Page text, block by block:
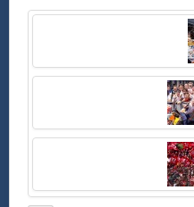
Foto:Marc Marquez
Freitag, 17. Mai 2019 12:28
Foto von Marc Marquez beim
Jerez.